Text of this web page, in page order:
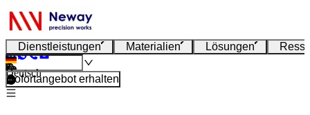
Dienstleistungen Materialien Lösungen
Deutsch
Sofortangebot erhalten